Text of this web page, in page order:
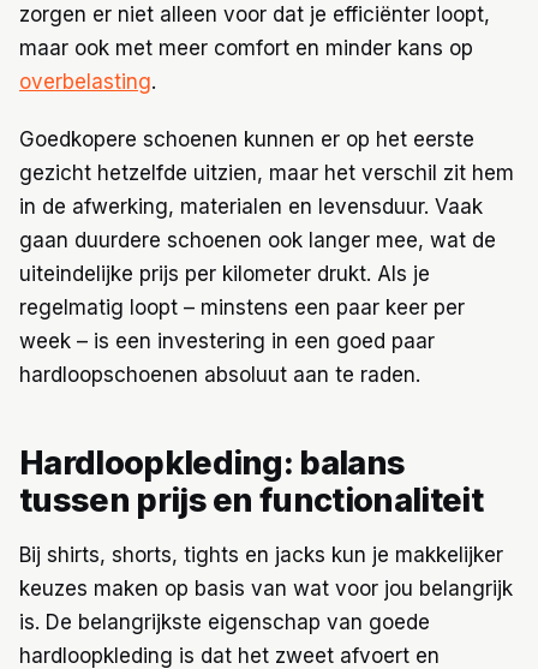
zorgen er niet alleen voor dat je efficiënter loopt,
maar ook met meer comfort en minder kans op
overbelasting.
Goedkopere schoenen kunnen er op het eerste
gezicht hetzelfde uitzien, maar het verschil zit hem
in de afwerking, materialen en levensduur. Vaak
gaan duurdere schoenen ook langer mee, wat de
uiteindelijke prijs per kilometer drukt. Als je
regelmatig loopt – minstens een paar keer per
week – is een investering in een goed paar
hardloopschoenen absoluut aan te raden.
Hardloopkleding: balans
tussen prijs en functionaliteit
Bij shirts, shorts, tights en jacks kun je makkelijker
keuzes maken op basis van wat voor jou belangrijk
is. De belangrijkste eigenschap van goede
hardloopkleding is dat het zweet afvoert en